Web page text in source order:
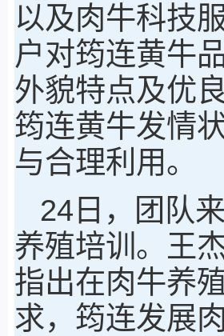
以及肉牛科技
户对筠连黄牛
外貌特点及优
筠连黄牛发情
与合理利用。
24日，团队
养殖培训。王
指出在肉牛养
求，筠连发展